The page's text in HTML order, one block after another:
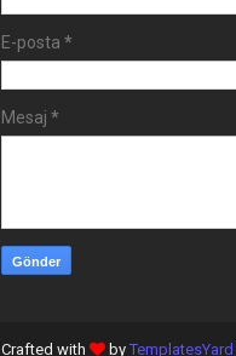
E-posta *
Mesaj *
Crafted with byTemplatesYard